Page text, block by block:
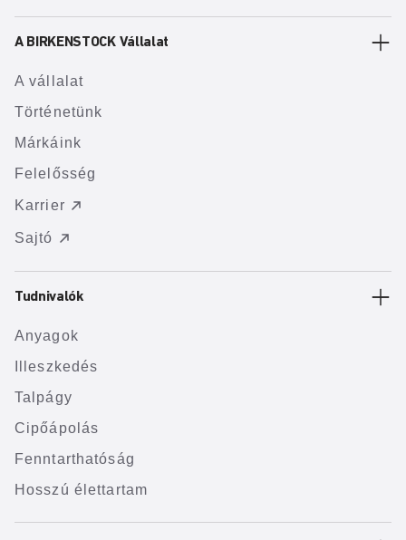
A BIRKENSTOCK Vállalat
A vállalat
Történetünk
Márkáink
Felelősség
Karrier
Sajtó
Tudnivalók
Anyagok
Illeszkedés
Talpágy
Cipőápolás
Fenntarthatóság
Hosszú élettartam